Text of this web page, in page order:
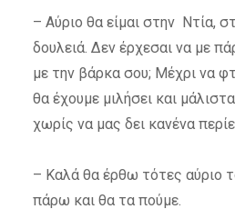
– Αύριο θα είμαι στην Ντία,
δουλειά. Δεν έρχεσαι να με
με την βάρκα σου; Mέχρι να
θα έχουμε μιλήσει και
χωρίς να μας δει κανένα
– Καλά θα έρθω τότες αύριο
πάρω και θα τα πούμε.